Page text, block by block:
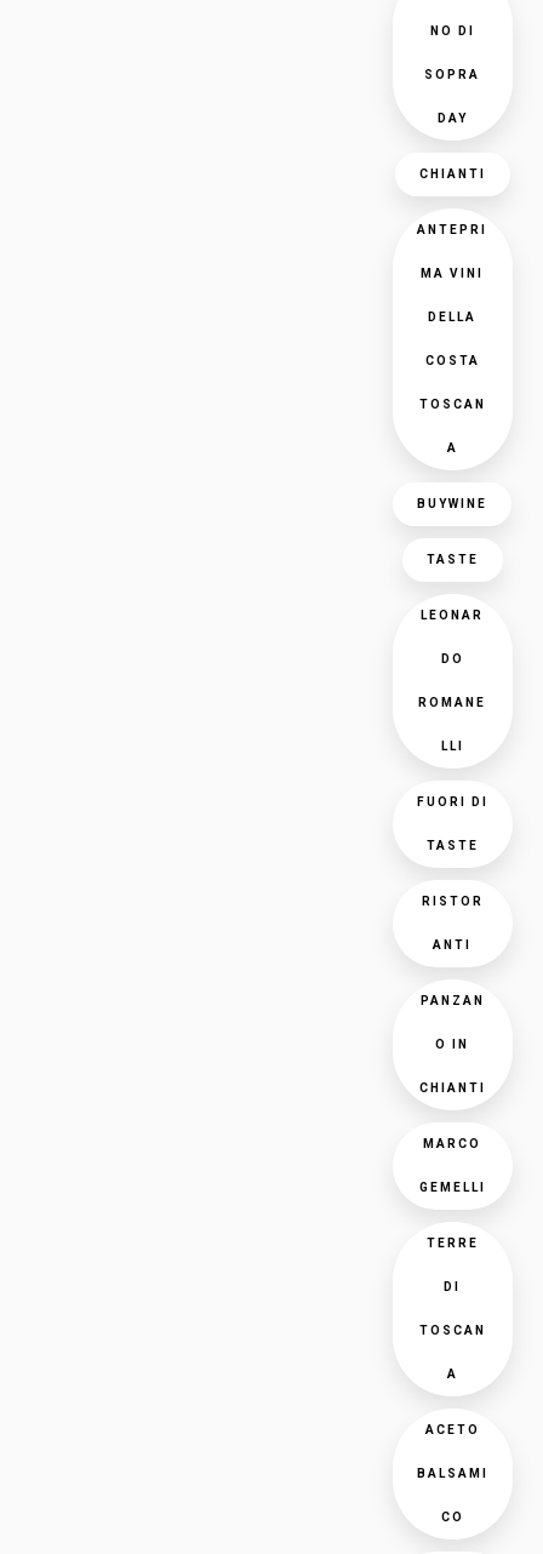
NO DI
SOPRA
DAY
CHIANTI
ANTEPRI
MA VINI
DELLA
COSTA
TOSCAN
A
BUYWINE
TASTE
LEONAR
DO
ROMANE
LLI
FUORI DI
TASTE
RISTOR
ANTI
PANZAN
O IN
CHIANTI
MARCO
GEMELLI
TERRE
DI
TOSCAN
A
ACETO
BALSAMI
CO